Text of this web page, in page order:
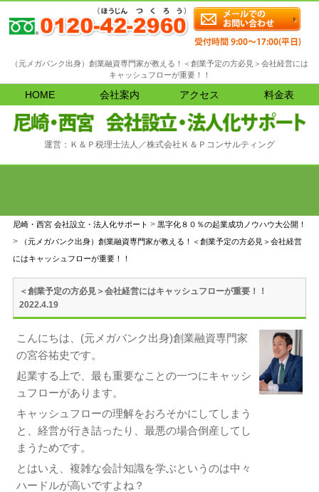
（元メガバンク出身）創業融資専門家が教える！＜創業予定の方必見＞会社経営には
キャッシュフローが重要！！
HOME 会社案内 アクセス 料金表
運営：Ｋ＆Ｐ税理士法人／株式会社Ｋ＆Ｐコンサルティング
尼崎・西宮 会社設立・法人化サポート > 黒字化８０％の起業成功ノウハウ大公開！
>
（元メガバンク出身）創業融資専門家が教える！＜創業予定の方必見＞会社経営
にはキャッシュフローが重要！！
＜創業予定の方必見＞会社経営にはキャッシュフローが重要！！
2022.4.19
こんにちは、(元メガバンク出身)創業融資専門家
の宮谷祐史です。
起業する上で、最も重要なことの一つにキャッシ
ュフローがあります。
キャッシュフローの理解をおろそかにしてしまう
と、経営が行き詰ったり、最悪の場合倒産してし
まうためです。
とはいえ、複雑な会計知識を学ぶというのは中々
ハードルが高いですよね？